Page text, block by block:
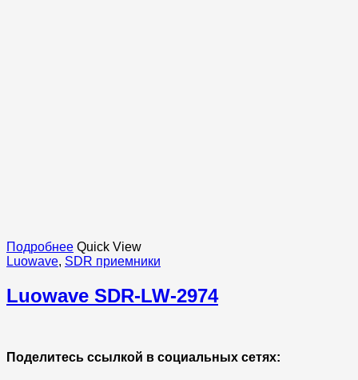
Подробнее Quick View
Luowave, SDR приемники
Luowave SDR-LW-2974
Поделитесь ссылкой в социальных сетях: